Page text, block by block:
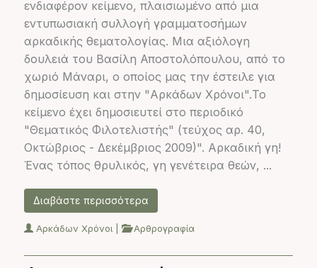
ενδιαφέρον κείμενο, πλαισιωμένο από μια
εντυπωσιακή συλλογή γραμματοσήμων
αρκαδικής θεματολογίας. Μια αξιόλογη
δουλειά του Βασίλη Αποστολόπουλου, από το
χωριό Μάναρι, ο οποίος μας την έστειλε για
δημοσίευση και στην "Αρκάδων Χρόνοι".Το
κείμενο έχει δημοσιευτεί στο περιοδικό
"Θεματικός Φιλοτελιστής" (τεύχος αρ. 40,
Οκτώβριος - Δεκέμβριος 2009)". Αρκαδική γη!
Ένας τόπος θρυλικός, γη γενέτειρα θεών, ...
Διαβάστε περισσότερα
Αρκάδων Χρόνοι Αρθρογραφία